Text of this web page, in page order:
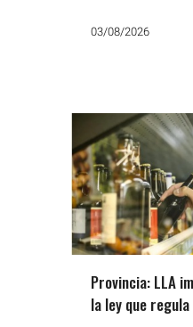
de 2027
03/08/2026
Provincia: LLA
la ley que